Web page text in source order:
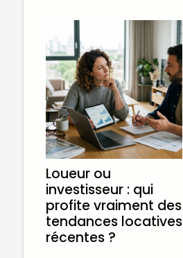
Loueur ou
investisseur : qui
profite vraiment des
tendances locatives
récentes ?